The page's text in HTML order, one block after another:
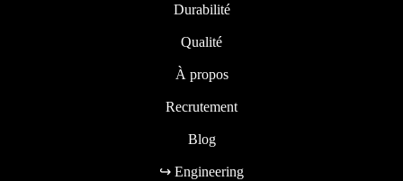
Durabilité
Qualité
À propos
Recrutement
Blog
↪ Engineering